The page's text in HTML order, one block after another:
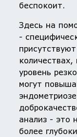
беспокоит.
Здесь на
-
уровень
могут
анализ - это
более